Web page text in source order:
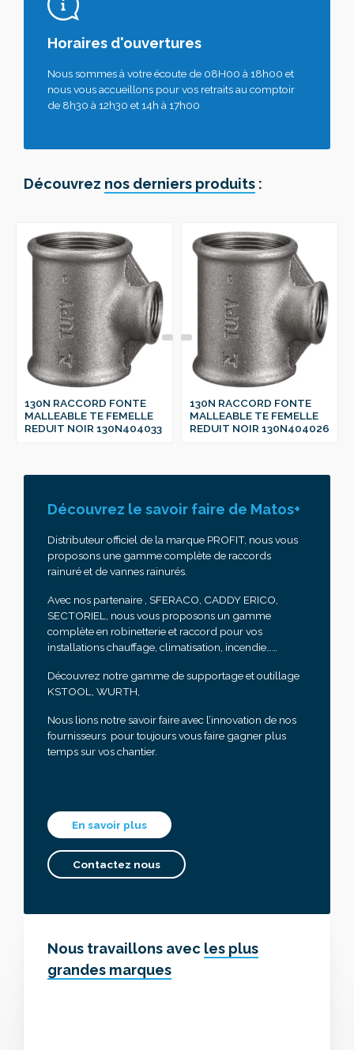
Horaires d'ouvertures
Nous sommes à votre écoute de 08H00 à 18h00 et
nous vous accueillons pour vos retraits au comptoir
de 8h30 à 12h30 et 14h à 17h00
Découvrez nos derniers produits :
130N RACCORD FONTE
MALLEABLE TE FEMELLE
REDUIT NOIR 130N404033
130N RACCORD FONTE
MALLEABLE TE FEMELLE
REDUIT NOIR 130N404026
Découvrez le savoir faire de Matos+
Distributeur officiel de la marque PROFIT, nous vous
proposons une gamme complète de raccords
rainuré et de vannes rainurés.
Avec nos partenaire , SFERACO, CADDY ERICO,
SECTORIEL, nous vous proposons un gamme
complète en robinetterie et raccord pour vos
installations chauffage, climatisation, incendie……
Découvrez notre gamme de supportage et outillage
KSTOOL, WURTH,
Nous lions notre savoir faire avec l’innovation de nos
fournisseurs pour toujours vous faire gagner plus
temps sur vos chantier.
En savoir plus
Contactez nous
Nous travaillons avec les plus
grandes marques